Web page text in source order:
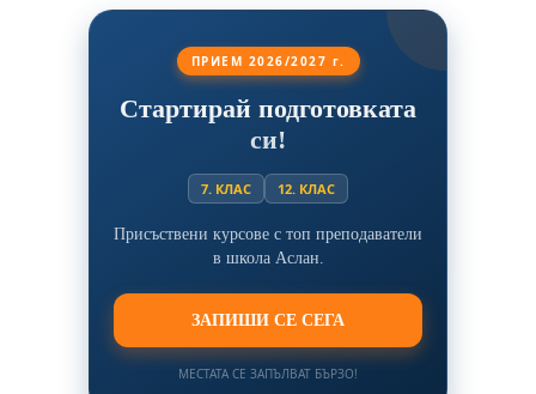
ПРИЕМ 2026/2027 г.
Стартирай подготовката
си!
7. КЛАС 12. КЛАС
Присъствени курсове с топ преподаватели
в школа Аслан.
ЗАПИШИ СЕ СЕГА
МЕСТАТА СЕ ЗАПЪЛВАТ БЪРЗО!